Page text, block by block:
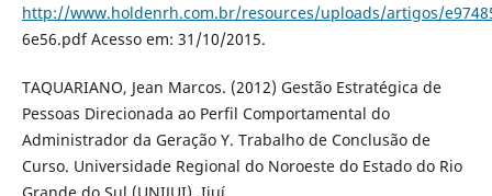
http://www.holdenrh.com.br/resources/uploads/artigos/
6e56.pdf Acesso em: 31/10/2015.
TAQUARIANO, Jean Marcos. (2012) Gestão Estratégica de
Pessoas Direcionada ao Perfil Comportamental do
Administrador da Geração Y. Trabalho de Conclusão de
Curso. Universidade Regional do Noroeste do Estado do Rio
Grande do Sul (UNIJUI). Ijuí.